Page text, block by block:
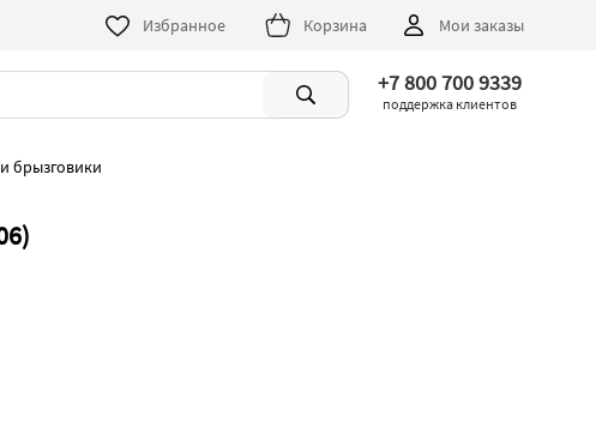
Избранное Корзина Мои заказы
+7 800 700 9339
поддержка клиентов
брызговики